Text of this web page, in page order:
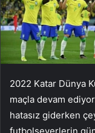
2022 Katar Dünya
maçla devam
hatasız giderken
futbolseverlerin